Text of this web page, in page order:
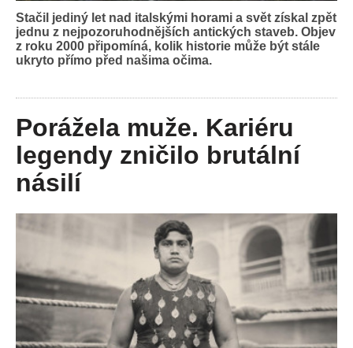
Stačil jediný let nad italskými horami a svět získal zpět
jednu z nejpozoruhodnějších antických staveb. Objev
z roku 2000 připomíná, kolik historie může být stále
ukryto přímo před našima očima.
Porážela muže. Kariéru
legendy zničilo brutální
násilí